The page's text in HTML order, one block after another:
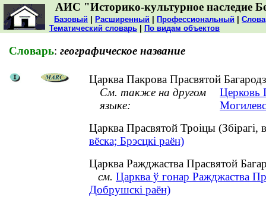
АИС "Историко-культурное наследие
Базовый Расширенный Профессиональный
Тематический словарь
По видам объектов
Словарь: географическое название
Царква Пакрова Прасвятой
См. также на другом
языке:
Церковь
Царква Прасвятой Троіцы
вёска; Брэсцкі раён)
Царква Ражджаства Прасвятой
см. Царква ў гонар Ражджаства
Добрушскі раён)